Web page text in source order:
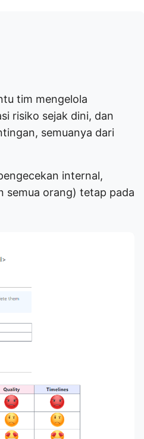
tim mengelola
risiko sejak dini, dan
semuanya dari
internal,
semua orang) tetap pada